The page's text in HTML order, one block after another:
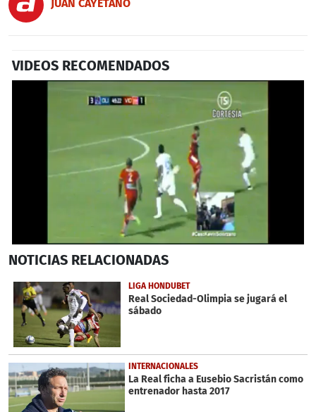
JUAN CAYETANO
VIDEOS RECOMENDADOS
seconds
26
seconds
NOTICIAS RELACIONADAS
LIGA HONDUBET
Real Sociedad-Olimpia se jugará el
sábado
INTERNACIONALES
La Real ficha a Eusebio Sacristán como
entrenador hasta 2017